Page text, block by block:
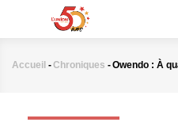
principal
Fil
Accueil -Chroniques -Owendo : À